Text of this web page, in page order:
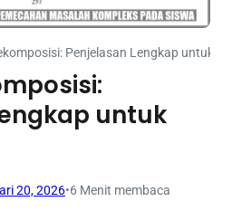
Penjelasan Lengkap untuk
untuk
20, 2026•6 Menit membaca